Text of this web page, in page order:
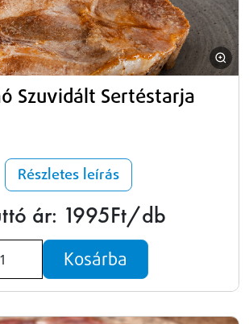
Szuvidált Sertéstarja
Részletes leírás
ár: 1995Ft/db
Kosárba